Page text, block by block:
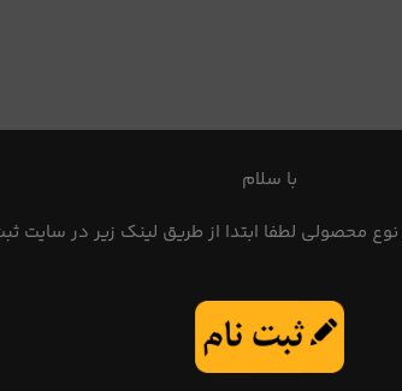
با سلام
محصولی لطفا ابتدا از طریق لینک زیر در سایت